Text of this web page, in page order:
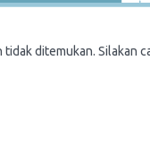
ditemukan. Silakan